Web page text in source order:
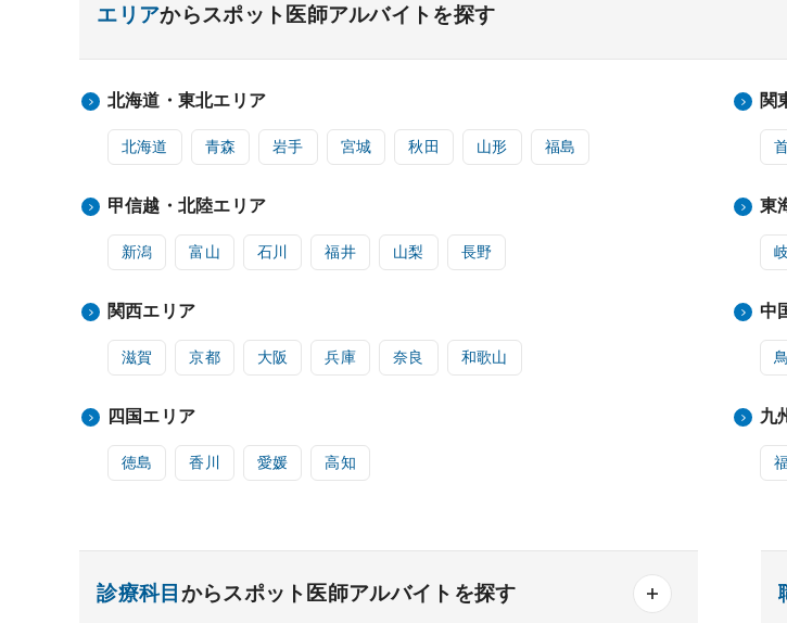
エリアからスポット医師アルバイトを探す
北海道・東北エリア
北海道 青森 岩手 宮城 秋田 山形 福島
関
甲信越・北陸エリア
新潟 富山 石川 福井 山梨 長野
東
関西エリア
滋賀 京都 大阪 兵庫 奈良 和歌山
中
四国エリア
徳島 香川 愛媛 高知
九
診療科目 からスポット医師アルバイトを探す